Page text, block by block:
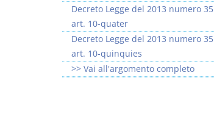
Decreto Legge del 2013 numero 35
art. 10-quater
Decreto Legge del 2013 numero 35
art. 10-quinquies
>> Vai all'argomento completo